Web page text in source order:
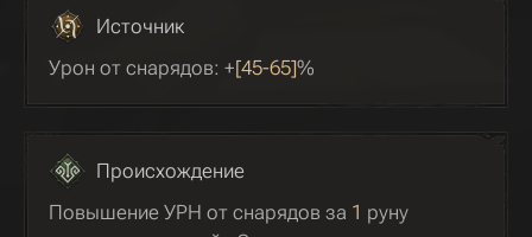
Источник
Урон от снарядов: +[45-65]%
Происхождение
Повышение УРН от снарядов за 1 руну